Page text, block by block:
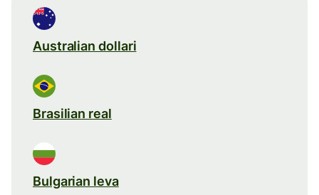
Australian dollari
Brasilian real
Bulgarian leva